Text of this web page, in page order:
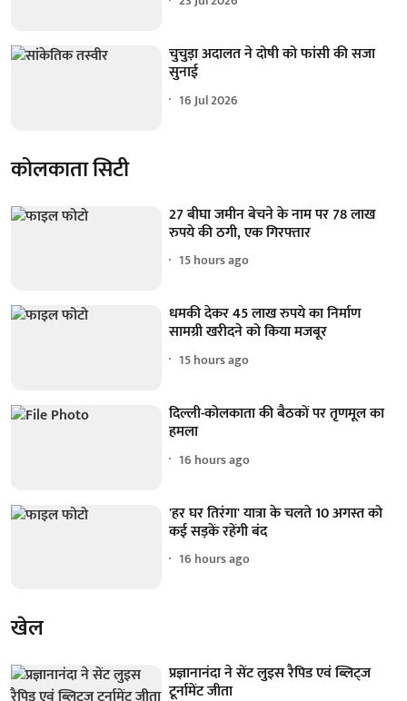
चुचुड़ा अदालत ने दोषी को फांसी की सजा
सुनाई
16 Jul 2026
कोलकाता सिटी
27 बीघा जमीन बेचने के नाम पर 78 लाख
रुपये की ठगी, एक गिरफ्तार
15 hours ago
धमकी देकर 45 लाख रुपये का निर्माण
सामग्री खरीदने को किया मजबूर
15 hours ago
दिल्ली-कोलकाता की बैठकों पर तृणमूल का
हमला
16 hours ago
'हर घर तिरंगा' यात्रा के चलते 10 अगस्त को
कई सड़कें रहेंगी बंद
16 hours ago
खेल
प्रज्ञानानंदा ने सेंट लुइस रैपिड एवं ब्लिट्ज
टूर्नामेंट जीता